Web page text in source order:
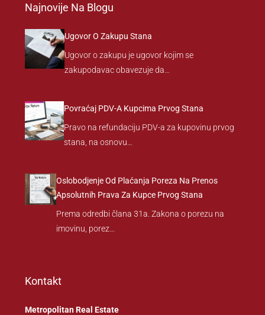
Najnovije Na Blogu
Ugovor O Zakupu Stana
Ugovor o zakupu je ugovor kojim se
zakupodavac obavezuje da…
Povraćaj PDV-A Kupcima Prvog Stana
Pravo na refundaciju PDV-a za kupovinu prvog
stana, na osnovu…
Oslobodjenje Od Plaćanja Poreza Na Prenos
Apsolutnih Prava Za Kupce Prvog Stana
Prema odredbi člana 31a. Zakona o porezu na
imovinu, porez…
Kontakt
Metropolitan Real Estate